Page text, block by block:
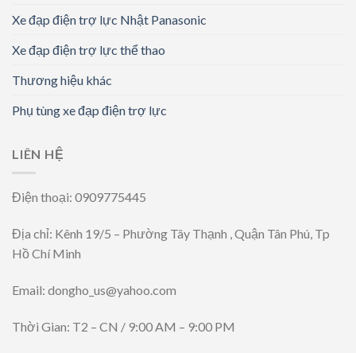
Xe đạp điện trợ lực Nhật Panasonic
Xe đạp điện trợ lực thể thao
Thương hiệu khác
Phụ tùng xe đạp điện trợ lực
LIÊN HỆ
Điện thoại: 0909775445
Địa chỉ: Kênh 19/5 – Phường Tây Thạnh , Quận Tân Phú, Tp
Hồ Chí Minh
Email: dongho_us@yahoo.com
Thời Gian: T2 – CN / 9:00 AM – 9:00 PM